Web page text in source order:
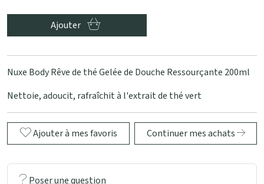
Ajouter
Nuxe Body Rêve de thé Gelée de Douche Ressourçante 200ml
Nettoie, adoucit, rafraîchit à l'extrait de thé vert
Ajouter à mes favoris Continuer mes achats
Poser une question